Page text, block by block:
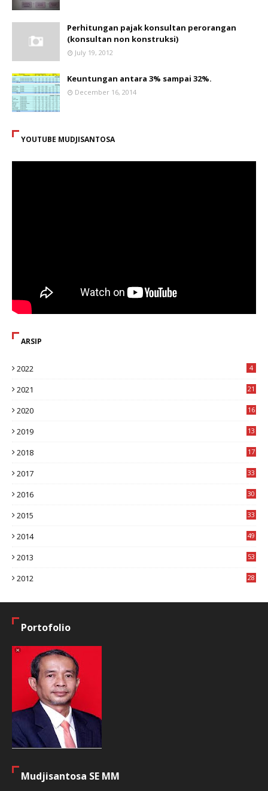
Perhitungan pajak konsultan perorangan
(konsultan non konstruksi)
July 19, 2012
Keuntungan antara 3% sampai 32%.
December 16, 2014
YOUTUBE MUDJISANTOSA
ARSIP
2022 4
2021 21
2020
16
2019
13
2018
17
2017
33
2016
30
2015
33
2014
49
2013
53
2012
28
Portofolio
Mudjisantosa SE MM